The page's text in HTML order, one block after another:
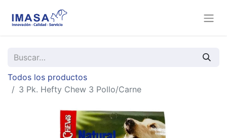
Todos los productos
3 Pk. Hefty Chew 3 Pollo/Carne